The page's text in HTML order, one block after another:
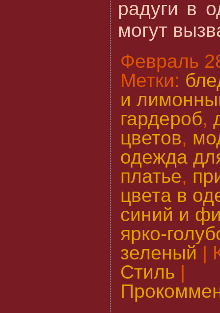
радуги в
могут
Февраль
Метки:
и
гардероб,
цветов,
одежда
платье,
цвета в
синий и
ярко-
зеленый |
Стиль |